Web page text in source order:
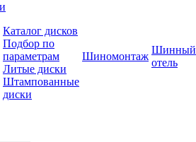
Каталог дисков
Подбор по
параметрам
Литые диски
Штампованные
диски
Шиномонтаж
Шинный
отель